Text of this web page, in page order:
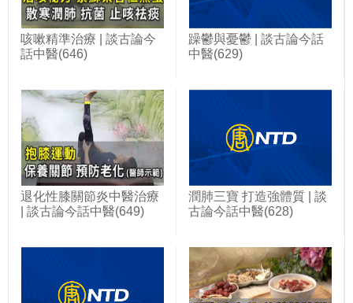
咳嗽精準治療 | 談古論今
話中醫(646)
躁鬱與憂鬱 | 談古論今話
中醫(629)
退化性膝關節炎中醫治療
| 談古論今話中醫(649)
潤肺三寶 打造強體質 | 談
古論今話中醫(628)